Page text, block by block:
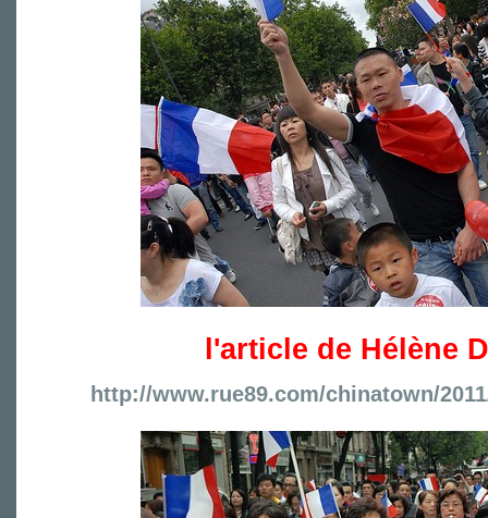
l'article de Hélène
http://www.rue89.com/chinatown/